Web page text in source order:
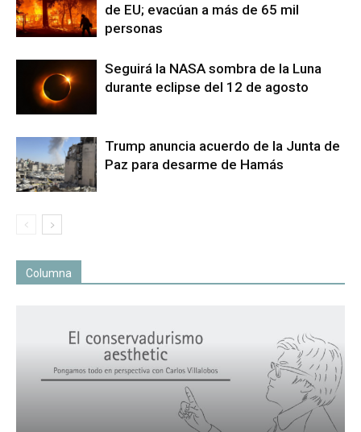
de EU; evacúan a más de 65 mil
personas
Seguirá la NASA sombra de la Luna
durante eclipse del 12 de agosto
Trump anuncia acuerdo de la Junta de
Paz para desarme de Hamás
Columna